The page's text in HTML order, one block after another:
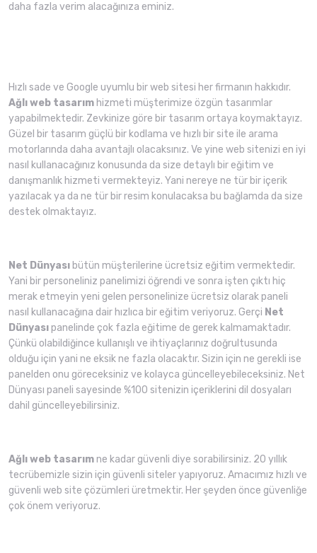
daha fazla verim alacağınıza eminiz.
Hızlı sade ve Google uyumlu bir web sitesi her firmanın hakkıdır.
Ağlı web tasarım hizmeti müşterimize özgün tasarımlar
yapabilmektedir. Zevkinize göre bir tasarım ortaya koymaktayız.
Güzel bir tasarım güçlü bir kodlama ve hızlı bir site ile arama
motorlarında daha avantajlı olacaksınız. Ve yine web sitenizi en iyi
nasıl kullanacağınız konusunda da size detaylı bir eğitim ve
danışmanlık hizmeti vermekteyiz. Yani nereye ne tür bir içerik
yazılacak ya da ne tür bir resim konulacaksa bu bağlamda da size
destek olmaktayız.
Net Dünyası bütün müşterilerine ücretsiz eğitim vermektedir.
Yani bir personeliniz panelimizi öğrendi ve sonra işten çıktı hiç
merak etmeyin yeni gelen personelinize ücretsiz olarak paneli
nasıl kullanacağına dair hızlıca bir eğitim veriyoruz. Gerçi Net
Dünyasıpanelinde çok fazla eğitime de gerek kalmamaktadır.
Çünkü olabildiğince kullanışlı ve ihtiyaçlarınız doğrultusunda
olduğu için yani ne eksik ne fazla olacaktır. Sizin için ne gerekli ise
panelden onu göreceksiniz ve kolayca güncelleyebileceksiniz. Net
Dünyası paneli sayesinde %100 sitenizin içeriklerini dil dosyaları
dahil güncelleyebilirsiniz.
Ağlı web tasarımne kadar güvenli diye sorabilirsiniz. 20 yıllık
tecrübemizle sizin için güvenli siteler yapıyoruz. Amacımız hızlı ve
güvenli web site çözümleri üretmektir. Her şeyden önce güvenliğe
çok önem veriyoruz.